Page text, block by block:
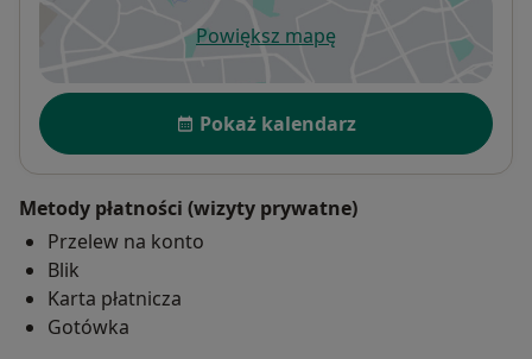
Powiększ mapęotwiera się w nowej karcie
Dostępność
Pokaż kalendarz
Metody płatności (wizyty prywatne)
Przelew na konto
Blik
Karta płatnicza
Gotówka